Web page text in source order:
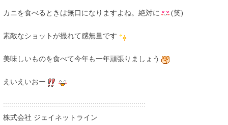
カニを食べるときは無口になりますよね。絶対に (笑)
素敵なショットが撮れて感無量です
美味しいものを食べて今年も一年頑張りましょう
えいえいおー
::::::::::::::::::::::::::::::::::::::::::::::::::::::::::::::::::::::
株式会社 ジェイネットライン